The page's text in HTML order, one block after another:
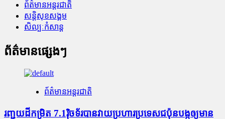
ព័ត៌មានអន្តរជាតិ
សន្តិសុខសង្គម
សិល្បៈកំសាន្ត
ព័ត៌មានផ្សេងៗ
ព័ត៌មានអន្តរជាតិ
រញ្ជួយដីកម្រិត​ 7.1រ៉ិចទ័របានវាយប្រហារប្រទេសជប៉ុនបង្កឲ្យមាន